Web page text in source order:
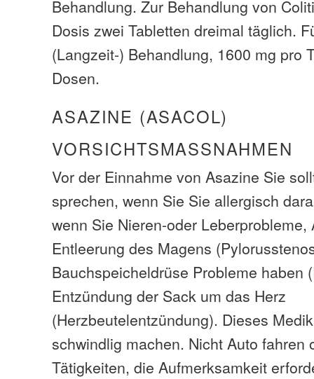
Behandlung. Zur Behandlung von
Dosis zwei Tabletten dreimal täglich.
(Langzeit-) Behandlung, 1600 mg pro
Dosen.
ASAZINE (ASACOL)
VORSICHTSMASSNAHMEN
Vor der Einnahme von Asazine Sie
sprechen, wenn Sie Sie allergisch
wenn Sie Nieren-oder
Entleerung des Magens
Bauchspeicheldrüse Probleme haben
Entzündung der Sack um das Herz
(Herzbeutelentzündung). Dieses
schwindlig machen. Nicht Auto fahren
Tätigkeiten, die Aufmerksamkeit